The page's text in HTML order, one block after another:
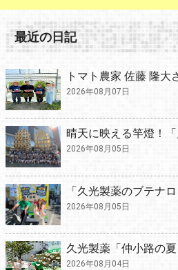
最近の日記
トマト農家 佐藤 隆大
2026年08月07日
晴天に映える竿燈！「
2026年08月05日
「久光製薬のブテナ
2026年08月05日
久光製薬「仲小路の
2026年08月04日